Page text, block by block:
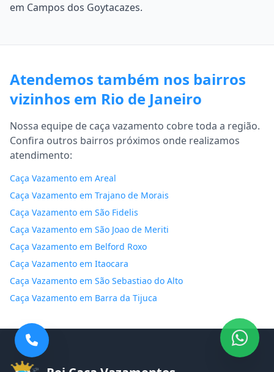
em Campos dos Goytacazes.
Atendemos também nos bairros
vizinhos em Rio de Janeiro
Nossa equipe de caça vazamento cobre toda a região.
Confira outros bairros próximos onde realizamos
atendimento:
Caça Vazamento em Areal
Caça Vazamento em Trajano de Morais
Caça Vazamento em São Fidelis
Caça Vazamento em São Joao de Meriti
Caça Vazamento em Belford Roxo
Caça Vazamento em Itaocara
Caça Vazamento em São Sebastiao do Alto
Caça Vazamento em Barra da Tijuca